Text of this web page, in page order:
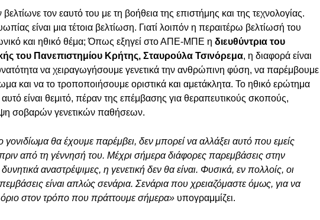
τον εαυτό του με τη βοήθεια της επιστήμης και της τεχνολογίας.
είναι μια τέτοια βελτίωση. Γιατί λοιπόν η περαιτέρω βελτίωσή του
και ηθικό θέμα; Όπως εξηγεί στο ΑΠΕ-ΜΠΕ η διευθύντρια του
του Πανεπιστημίου Κρήτης, Σταυρούλα Τσινόρεμα, η διαφορά είναι
να χειραγωγήσουμε γενετικά την ανθρώπινη φύση, να παρέμβουμε
και να το τροποποιήσουμε οριστικά και αμετάκλητα. Το ηθικό ερώτημα
αυτό είναι θεμιτό, πέραν της επέμβασης για θεραπευτικούς σκοπούς,
σοβαρών γενετικών παθήσεων.
θα έχουμε παρέμβει, δεν μπορεί να αλλάξει αυτό που εμείς
από τη γέννησή του. Μέχρι σήμερα διάφορες παρεμβάσεις στην
αναστρέψιμες, η γενετική δεν θα είναι. Φυσικά, εν πολλοίς, οι
επεμβάσεις είναι απλώς σενάρια. Σενάρια που χρειαζόμαστε όμως, για να
στον τρόπο που πράττουμε σήμερα» υπογραμμίζει.